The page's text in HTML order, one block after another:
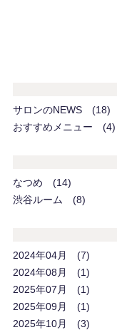
サロンのNEWS
18
おすすめメニュー
4
なつめ
14
渋谷ルーム
8
2024年04月
7
2024年08月
1
2025年07月
1
2025年09月
1
2025年10月
3